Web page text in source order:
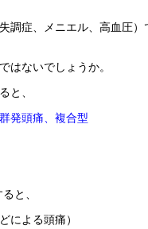
調症、メニエル、高血圧）
はないでしょうか。
と、
発頭痛、複合型
と、
による頭痛）